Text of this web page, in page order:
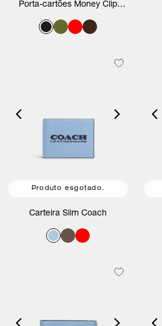
Porta-cartões Money Clip
Produto esgotado.
Carteira Slim Coach